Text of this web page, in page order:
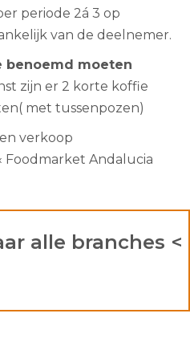
periode 2á 3 op
van de deelnemer.
benoemd moeten
zijn er 2 korte koffie
met tussenpozen)
verkoop
Foodmarket Andalucia
alle branches <